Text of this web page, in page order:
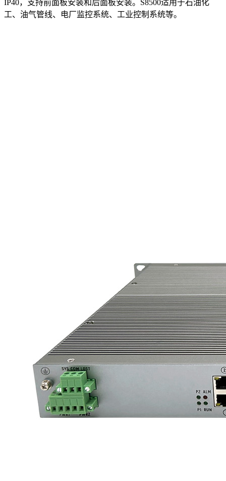
IP40，支持前面板安装和后面板安装。S8500适用于石油化
工、油气管线、电厂监控系统、工业控制系统等。